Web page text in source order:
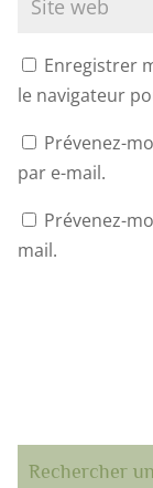
Enregistrer
le navigateur
Prévenez-
par e-mail.
Prévenez-
mail.
Rechercher